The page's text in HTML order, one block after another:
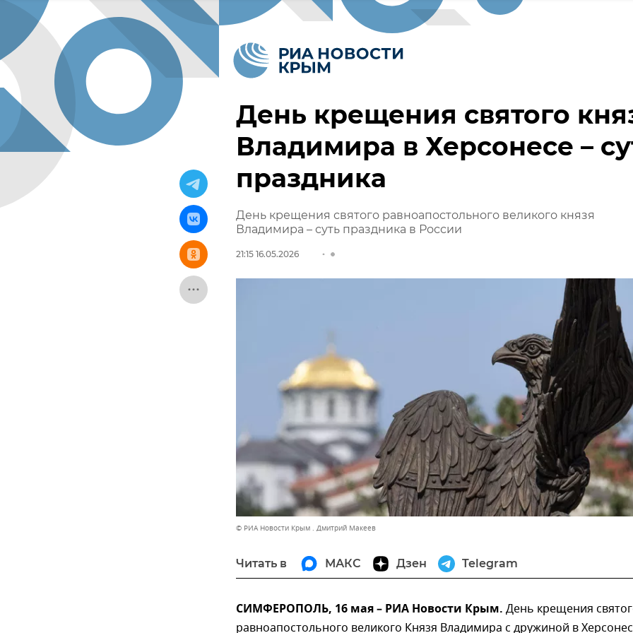
День крещения святого
Владимира в Херсонесе –
праздника
День крещения святого равноапостольного великого князя
Владимира – суть праздника в России
21:15 16.05.2026
© РИА Новости Крым . Дмитрий Макеев
Читать в МАКС Дзен Telegram
СИМФЕРОПОЛЬ, 16 мая – РИА Новости Крым. День крещения
равноапостольного великого Князя Владимира с дружиной в